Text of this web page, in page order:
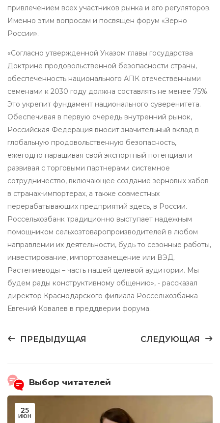
привлечением всех участников рынка и его регуляторов.
Именно этим вопросам и посвящен форум «Зерно
России».
«Согласно утвержденной Указом главы государства
Доктрине продовольственной безопасности страны,
обеспеченность национального АПК отечественными
семенами к 2030 году должна составлять не менее 75%.
Это укрепит фундамент национального суверенитета.
Обеспечивая в первую очередь внутренний рынок,
Российская Федерация вносит значительный вклад в
глобальную продовольственную безопасность,
ежегодно наращивая свой экспортный потенциал и
развивая с торговыми партнерами системное
сотрудничество, включающее создание зерновых хабов
в странах-импортерах, а также совместных
перерабатывающих предприятий здесь, в России.
Россельхозбанк традиционно выступает надежным
помощником сельхозтоваропроизводителей в любом
направлении их деятельности, будь то сезонные работы,
инвестирование, импортозамещение или ВЭД.
Растениеводы – часть нашей целевой аудитории. Мы
будем рады конструктивному общению», - рассказал
директор Краснодарского филиала Россельхозбанка
Евгений Ковалев в преддверии форума.
ПРЕДЫДУЩАЯ СЛЕДУЮЩАЯ
Выбор читателей
25
ИЮН